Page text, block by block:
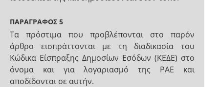
ΠΑΡΑΓΡΑΦΟΣ 5
Τα πρόστιμα που προβλέπονται στο παρόν
άρθρο εισπράττονται με τη διαδικασία του
Κώδικα Είσπραξης Δημοσίων Εσόδων (ΚΕΔΕ) στο
όνομα και για λογαριασμό της ΡΑΕ και
αποδίδονται σε αυτήν.